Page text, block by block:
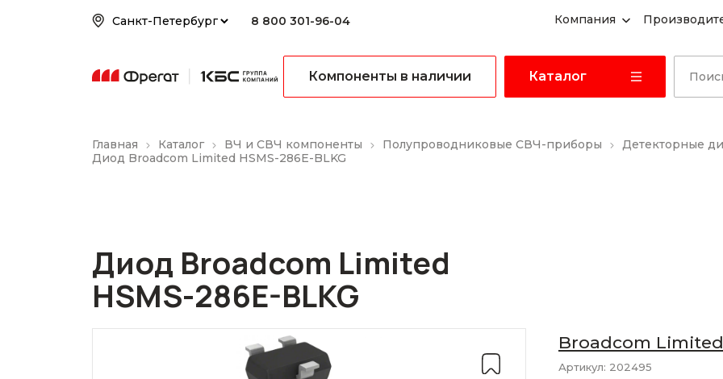
8 800 301-96-04 Компания
Компоненты в наличии Каталог
Главная Каталог ВЧ и СВЧ компоненты Полупроводниковые СВЧ-приборы
Детекторные
Диод Broadcom Limited HSMS-286E-BLKG
Диод Broadcom Limited
HSMS-286E-BLKG
Broadcom Limited
Артикул: 202495